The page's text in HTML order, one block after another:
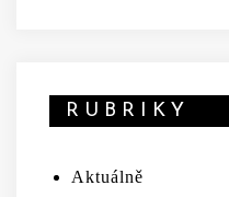
RUBRIKY
Aktuálně